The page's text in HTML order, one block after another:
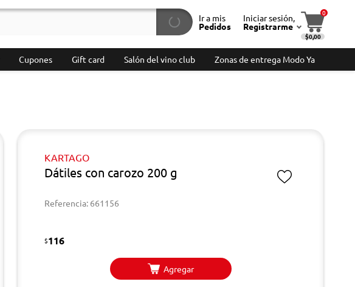
Ir a mis
Pedidos
Iniciar sesión,
Registrarme
0
$0,00
Cupones Gift card Salón del vino club Zonas de entrega Modo Ya
KARTAGO
Dátiles con carozo 200 g
Referencia: 661156
$116
Agregar